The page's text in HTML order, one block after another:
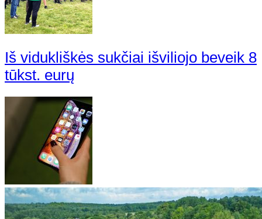
Iš vidukliškės sukčiai išviliojo beveik 8
tūkst. eurų